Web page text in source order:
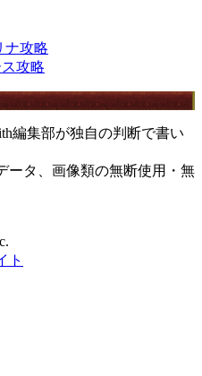
ナ攻略
攻略
編集部が独自の判断で書い
タ、画像類の無断使用・無
ト